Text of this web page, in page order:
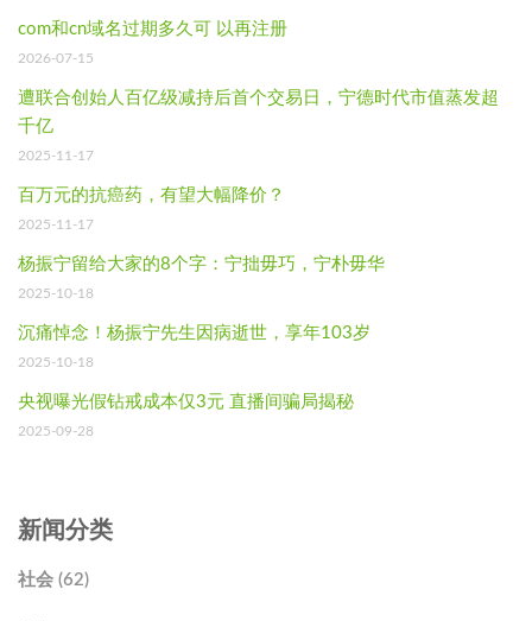
com和cn域名过期多久可 以再注册
2026-07-15
遭联合创始人百亿级减持后首个交易日，宁德时代市值蒸发超
千亿
2025-11-17
百万元的抗癌药，有望大幅降价？
2025-11-17
杨振宁留给大家的8个字：宁拙毋巧，宁朴毋华
2025-10-18
沉痛悼念！杨振宁先生因病逝世，享年103岁
2025-10-18
央视曝光假钻戒成本仅3元 直播间骗局揭秘
2025-09-28
新闻分类
社会 (62)